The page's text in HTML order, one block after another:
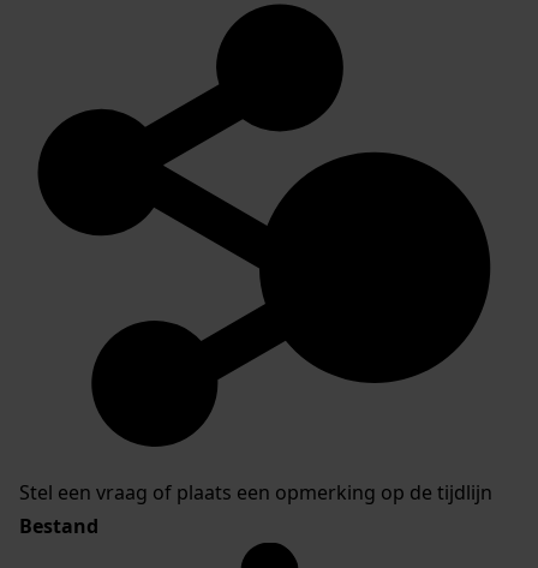
Stel een vraag of plaats een opmerking op de tijdlijn
Bestand